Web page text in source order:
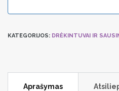
KATEGORIJOS: DRĖKINTUVAI IR
Aprašymas